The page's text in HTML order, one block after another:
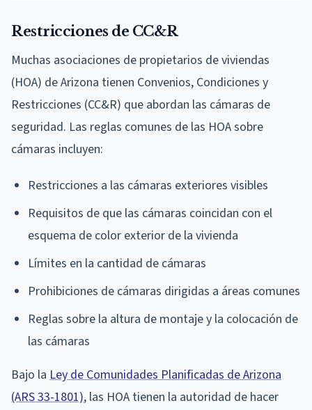
Restricciones de CC&R
Muchas asociaciones de propietarios de viviendas
(HOA) de Arizona tienen Convenios, Condiciones y
Restricciones (CC&R) que abordan las cámaras de
seguridad. Las reglas comunes de las HOA sobre
cámaras incluyen:
Restricciones a las cámaras exteriores visibles
Requisitos de que las cámaras coincidan con el
esquema de color exterior de la vivienda
Límites en la cantidad de cámaras
Prohibiciones de cámaras dirigidas a áreas comunes
Reglas sobre la altura de montaje y la colocación de
las cámaras
Bajo la Ley de Comunidades Planificadas de Arizona
(ARS 33-1801), las HOA tienen la autoridad de hacer